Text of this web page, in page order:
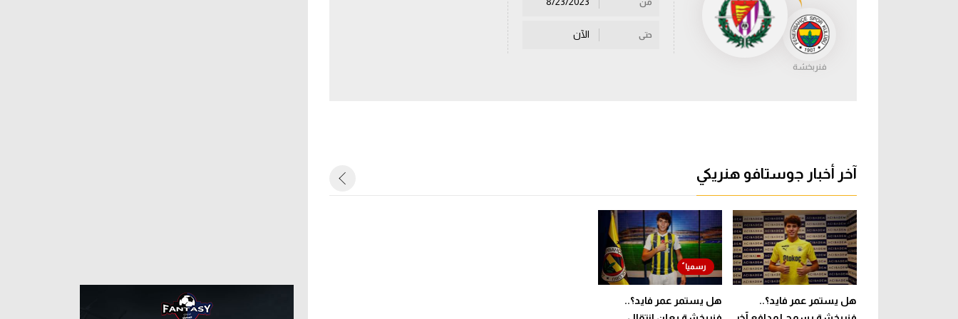
فنربخشة
من
حتى الآن
آخر أخبار جوستافو هنريكي
هل يستمر عمر فايد؟..
هل يستمر عمر فايد؟..